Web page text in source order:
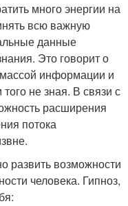
много энергии на
всю важную
данные
Это говорит о
информации и
не зная. В связи с
расширения
потока
возможности
человека. Гипноз,